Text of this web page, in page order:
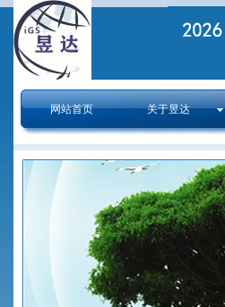
网站首页 关于昱达